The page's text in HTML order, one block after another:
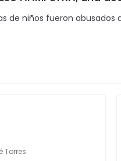
de niños fueron
Torres